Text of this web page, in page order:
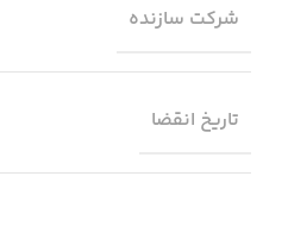
شرکت سازنده
تاریخ انقضا